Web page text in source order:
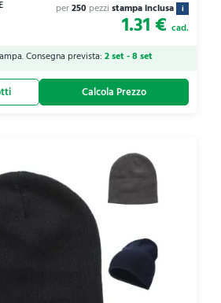
per250 pezzistampa inclusa i
1.31 €cad.
Consegna prevista: 2 set - 8 set
Calcola Prezzo